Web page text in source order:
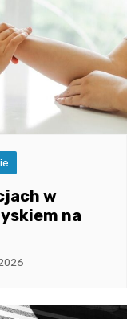
w
na